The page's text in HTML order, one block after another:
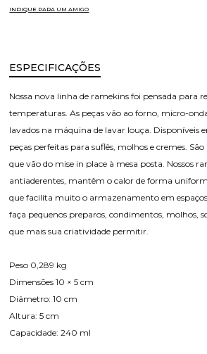
INDIQUE PARA UM AMIGO
ESPECIFICAÇÕES
Nossa nova linha de ramekins foi pensada para
temperaturas. As peças vão ao forno, micro-
lavados na máquina de lavar louça. Disponíveis
peças perfeitas para suflês, molhos e cremes.
que vão do mise in place à mesa posta. Nossos
antiaderentes, mantêm o calor de forma
que facilita muito o armazenamento em
faça pequenos preparos, condimentos, molhos,
que mais sua criatividade permitir.
Peso 0,289 kg
Dimensões 10 × 5 cm
Diâmetro: 10 cm
Altura: 5 cm
Capacidade: 240 ml